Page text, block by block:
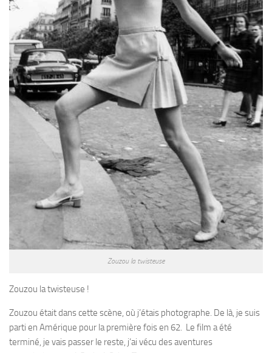
Zouzou la twisteuse
Zouzou la twisteuse !
Zouzou était dans cette scène, où j’étais photographe. De là, je suis
parti en Amérique pour la première fois en 62. Le film a été
terminé, je vais passer le reste, j’ai vécu des aventures